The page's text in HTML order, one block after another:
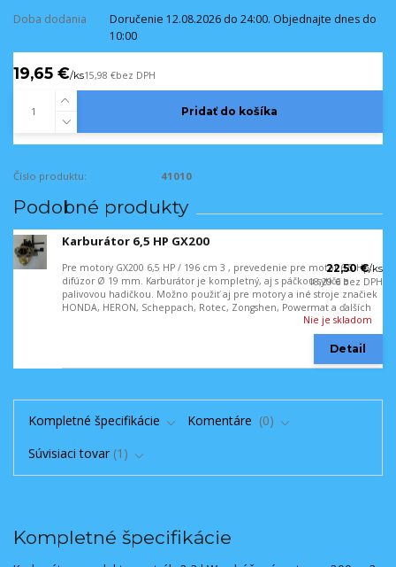
Doba dodania
Doručenie 12.08.2026 do 24:00. Objednajte dnes do
10:00
19,65 €/ks15,98 €bez DPH
Pridať do košíka
Číslo produktu: 41010
Podobné produkty
Karburátor 6,5 HP GX200
Pre motory GX200 6,5 HP / 196 cm 3 , prevedenie pre motor 6,5 Hp,
difúzor Ø 19 mm. Karburátor je kompletný, aj s páčkou sytiča a
palivovou hadičkou. Možno použiť aj pre motory a iné stroje značiek
HONDA, HERON, Scheppach, Rotec, Zongshen, Powermat a ďalších
22,50 €/ks
18,29 € bez DPH
Nie je skladom
Detail
Kompletné špecifikácie Komentáre
0
Súvisiaci tovar 1
Kompletné špecifikácie